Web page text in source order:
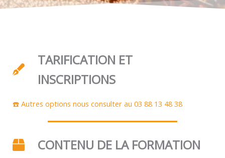
TARIFICATION ET
INSCRIPTIONS
☎️ Autres options nous consulter au 03 88 13 48 38
CONTENU DE LA FORMATION